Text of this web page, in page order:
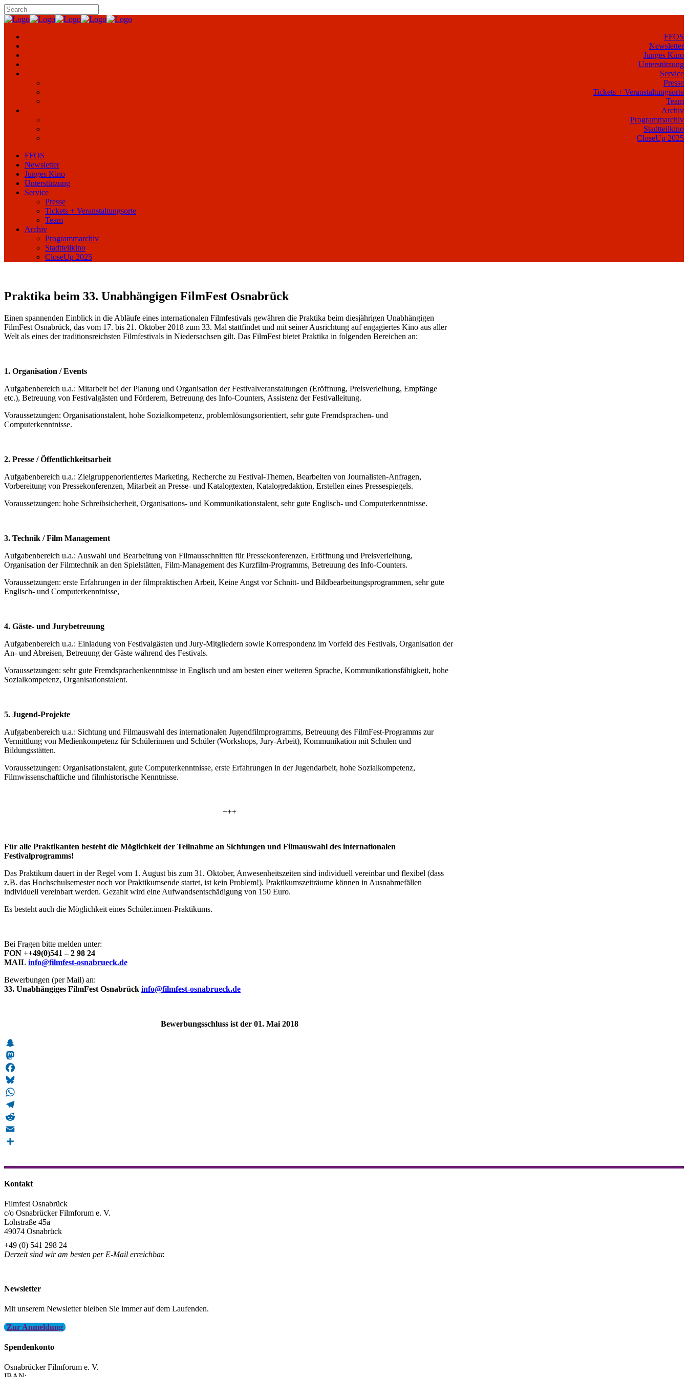
FFOS
Newsletter
Junges Kino
Unterstützung
Service
Presse
Tickets + Veranstaltungsorte
Team
Archiv
Programmarchiv
Stadtteilkino
CloseUp 2025
FFOS
Newsletter
Junges Kino
Unterstützung
Service
Presse
Tickets + Veranstaltungsorte
Team
Archiv
Programmarchiv
Stadtteilkino
CloseUp 2025
Praktika beim 33. Unabhängigen FilmFest Osnabrück
Einen spannenden Einblick in die Abläufe eines internationalen Filmfestivals gewähren die Praktika beim diesjährigen Unabhängigen
FilmFest Osnabrück, das vom 17. bis 21. Oktober 2018 zum 33. Mal stattfindet und mit seiner Ausrichtung auf engagiertes Kino aus aller
Welt als eines der traditionsreichsten Filmfestivals in Niedersachsen gilt. Das FilmFest bietet Praktika in folgenden Bereichen an:
1. Organisation / Events
Aufgabenbereich u.a.: Mitarbeit bei der Planung und Organisation der Festivalveranstaltungen (Eröffnung, Preisverleihung, Empfänge
etc.), Betreuung von Festivalgästen und Förderern, Betreuung des Info-Counters, Assistenz der Festivalleitung.
Voraussetzungen: Organisationstalent, hohe Sozialkompetenz, problemlösungsorientiert, sehr gute Fremdsprachen- und
Computerkenntnisse.
2. Presse / Öffentlichkeitsarbeit
Aufgabenbereich u.a.: Zielgruppenorientiertes Marketing, Recherche zu Festival-Themen, Bearbeiten von Journalisten-Anfragen,
Vorbereitung von Pressekonferenzen, Mitarbeit an Presse- und Katalogtexten, Katalogredaktion, Erstellen eines Pressespiegels.
Voraussetzungen: hohe Schreibsicherheit, Organisations- und Kommunikationstalent, sehr gute Englisch- und Computerkenntnisse.
3. Technik / Film Management
Aufgabenbereich u.a.: Auswahl und Bearbeitung von Filmausschnitten für Pressekonferenzen, Eröffnung und Preisverleihung,
Organisation der Filmtechnik an den Spielstätten, Film-Management des Kurzfilm-Programms, Betreuung des Info-Counters.
Voraussetzungen: erste Erfahrungen in der filmpraktischen Arbeit, Keine Angst vor Schnitt- und Bildbearbeitungsprogrammen, sehr gute
Englisch- und Computerkenntnisse,
4. Gäste- und Jurybetreuung
Aufgabenbereich u.a.: Einladung von Festivalgästen und Jury-Mitgliedern sowie Korrespondenz im Vorfeld des Festivals, Organisation der
An- und Abreisen, Betreuung der Gäste während des Festivals.
Voraussetzungen: sehr gute Fremdsprachenkenntnisse in Englisch und am besten einer weiteren Sprache, Kommunikationsfähigkeit, hohe
Sozialkompetenz, Organisationstalent.
5. Jugend-Projekte
Aufgabenbereich u.a.: Sichtung und Filmauswahl des internationalen Jugendfilmprogramms, Betreuung des FilmFest-Programms zur
Vermittlung von Medienkompetenz für Schülerinnen und Schüler (Workshops, Jury-Arbeit), Kommunikation mit Schulen und
Bildungsstätten.
Voraussetzungen: Organisationstalent, gute Computerkenntnisse, erste Erfahrungen in der Jugendarbeit, hohe Sozialkompetenz,
Filmwissenschaftliche und filmhistorische Kenntnisse.
+++
Für alle Praktikanten besteht die Möglichkeit der Teilnahme an Sichtungen und Filmauswahl des internationalen
Festivalprogramms!
Das Praktikum dauert in der Regel vom 1. August bis zum 31. Oktober, Anwesenheitszeiten sind individuell vereinbar und flexibel (dass
z.B. das Hochschulsemester noch vor Praktikumsende startet, ist kein Problem!). Praktikumszeiträume können in Ausnahmefällen
individuell vereinbart werden. Gezahlt wird eine Aufwandsentschädigung von 150 Euro.
Es besteht auch die Möglichkeit eines Schüler.innen-Praktikums.
Bei Fragen bitte melden unter:
FON ++49(0)541 – 2 98 24
MAIL info@filmfest-osnabrueck.de
Bewerbungen (per Mail) an:
33. Unabhängiges FilmFest Osnabrück info@filmfest-osnabrueck.de
Bewerbungsschluss ist der 01. Mai 2018
Snapchat
Mastodon
Facebook
Bluesky
WhatsApp
Telegram
Reddit
Email
Kontakt
Filmfest Osnabrück
c/o Osnabrücker Filmforum e. V.
Lohstraße 45a
49074 Osnabrück
+49 (0) 541 298 24
Derzeit sind wir am besten per E-Mail erreichbar.
Newsletter
Mit unserem Newsletter bleiben Sie immer auf dem Laufenden.
Zur Anmeldung
Spendenkonto
Osnabrücker Filmforum e. V.